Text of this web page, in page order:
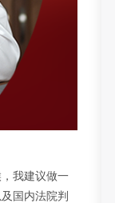
我建议做一
国内法院判